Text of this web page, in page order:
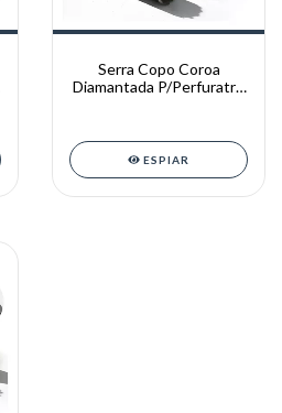
Serra Copo Coroa
Diamantada P/Perfuratriz
1/4
ESPIAR